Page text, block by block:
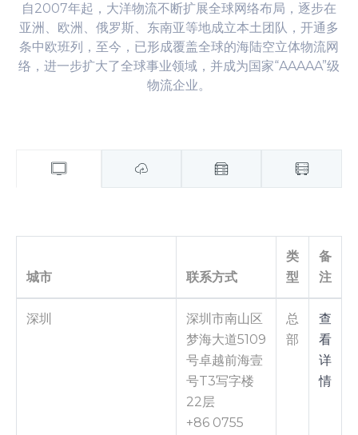
自2007年起，大洋物流不断扩展全球网络布局，逐步在
亚洲、欧洲、俄罗斯、东南亚等地成立本土团队，开通多
条中欧班列，至今，已形成覆盖全球的海陆空立体物流网
络，进一步扩大了全球事业领域，并成为国家“AAAAA”级
物流企业。
城市 联系方式
类
型
备
注
深圳
深圳市南山区
梦海大道5109
号卓越前海壹
号T3写字楼
22层
+86 0755
总
部
查
看
详
情